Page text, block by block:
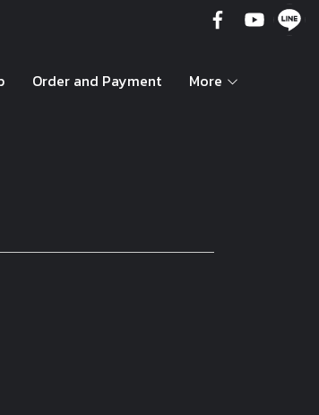
Order and Payment More